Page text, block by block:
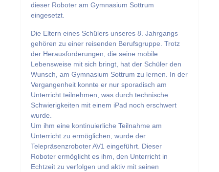
dieser Roboter am Gymnasium Sottrum
eingesetzt.
Die Eltern eines Schülers unseres 8. Jahrgangs
gehören zu einer reisenden Berufsgruppe. Trotz
der Herausforderungen, die seine mobile
Lebensweise mit sich bringt, hat der Schüler den
Wunsch, am Gymnasium Sottrum zu lernen. In der
Vergangenheit konnte er nur sporadisch am
Unterricht teilnehmen, was durch technische
Schwierigkeiten mit einem iPad noch erschwert
wurde.
Um ihm eine kontinuierliche Teilnahme am
Unterricht zu ermöglichen, wurde der
Telepräsenzroboter AV1 eingeführt. Dieser
Roboter ermöglicht es ihm, den Unterricht in
Echtzeit zu verfolgen und aktiv mit seinen